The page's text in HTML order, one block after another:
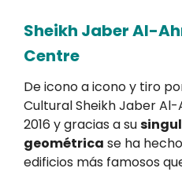
Sheikh Jaber Al-
Centre
De icono a icono y tiro
Cultural Sheikh Jaber
2016 y gracias a su
geométrica se ha
edificios más famosos